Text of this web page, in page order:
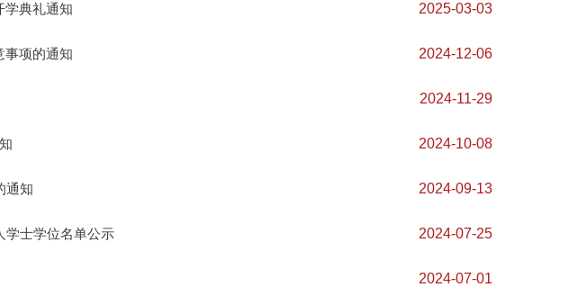
学典礼通知 2025-03-03
事项的通知 2024-12-06
2024-11-29
2024-10-08
通知 2024-09-13
学士学位名单公示 2024-07-25
2024-07-01